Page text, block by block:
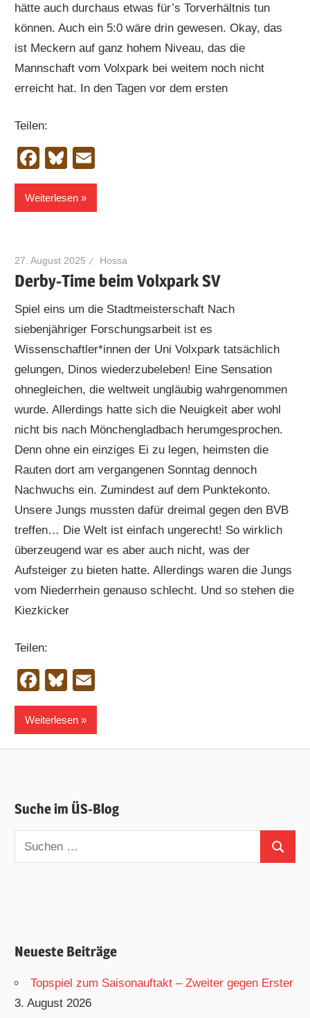
hätte auch durchaus etwas für’s Torverhältnis tun
können. Auch ein 5:0 wäre drin gewesen. Okay, das
ist Meckern auf ganz hohem Niveau, das die
Mannschaft vom Volxpark bei weitem noch nicht
erreicht hat. In den Tagen vor dem ersten
Teilen:
Facebook
Bluesky
Weiterlesen
27. August 2025 Hossa
Derby-Time beim Volxpark SV
Spiel eins um die Stadtmeisterschaft Nach
siebenjähriger Forschungsarbeit ist es
Wissenschaftler*innen der Uni Volxpark tatsächlich
gelungen, Dinos wiederzubeleben! Eine Sensation
ohnegleichen, die weltweit ungläubig wahrgenommen
wurde. Allerdings hatte sich die Neuigkeit aber wohl
nicht bis nach Mönchengladbach herumgesprochen.
Denn ohne ein einziges Ei zu legen, heimsten die
Rauten dort am vergangenen Sonntag dennoch
Nachwuchs ein. Zumindest auf dem Punktekonto.
Unsere Jungs mussten dafür dreimal gegen den BVB
treffen… Die Welt ist einfach ungerecht! So wirklich
überzeugend war es aber auch nicht, was der
Aufsteiger zu bieten hatte. Allerdings waren die Jungs
vom Niederrhein genauso schlecht. Und so stehen die
Kiezkicker
Teilen:
Facebook
Bluesky
Weiterlesen
Suche im ÜS-Blog
Suchen
nach:
Suchen
Neueste Beiträge
Topspiel zum Saisonauftakt – Zweiter gegen Erster
3. August 2026